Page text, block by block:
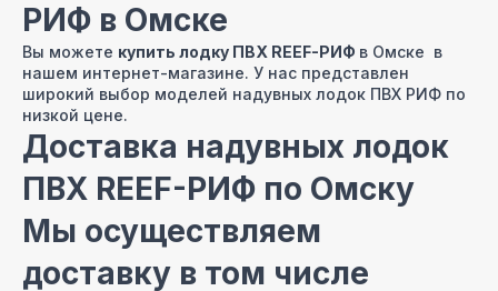
РИФ в Омске
Вы можете купить лодку ПВХ REEF-РИФ в Омске в
нашем интернет-магазине. У нас представлен
широкий выбор моделей надувных лодок ПВХ РИФ по
низкой цене.
Доставка надувных лодок
ПВХ REEF-РИФ по Омску
Мы осуществляем
доставку в том числе